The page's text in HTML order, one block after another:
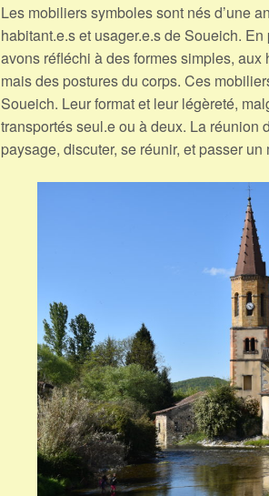
Les mobiliers symboles sont nés d’une
habitant.e.s et usager.e.s de Soueich.
avons réfléchi à des formes simples,
mais des postures du corps. Ces
Soueich. Leur format et leur légèreté,
transportés seul.e ou à deux. La réunion
paysage, discuter, se réunir, et passer